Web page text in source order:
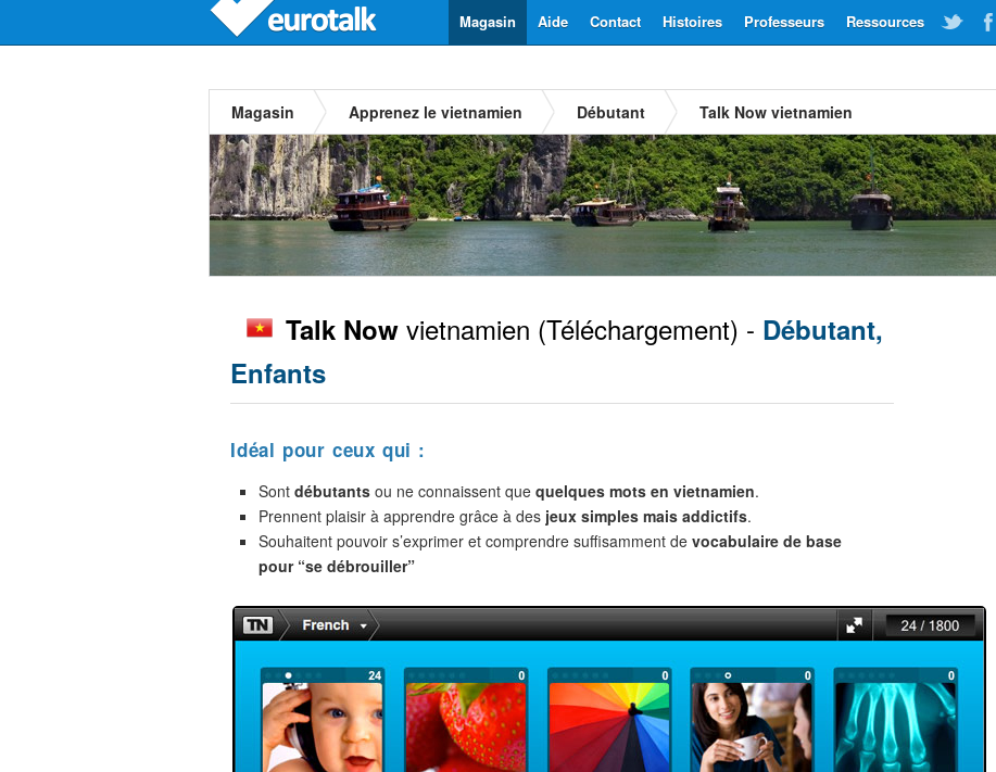
Ressources
Professeurs
Histoires
Contact
Aide
Magasin
Magasin Apprenez le vietnamien Débutant Talk Now vietnamien
Talk Now vietnamien (Téléchargement) - Débutant,
Enfants
Idéal pour ceux qui :
Sont débutants ou ne connaissent que quelques mots en vietnamien.
Prennent plaisir à apprendre grâce à des jeux simples mais addictifs.
Souhaitent pouvoir s’exprimer et comprendre suffisamment de vocabulaire de base
pour “se débrouiller”